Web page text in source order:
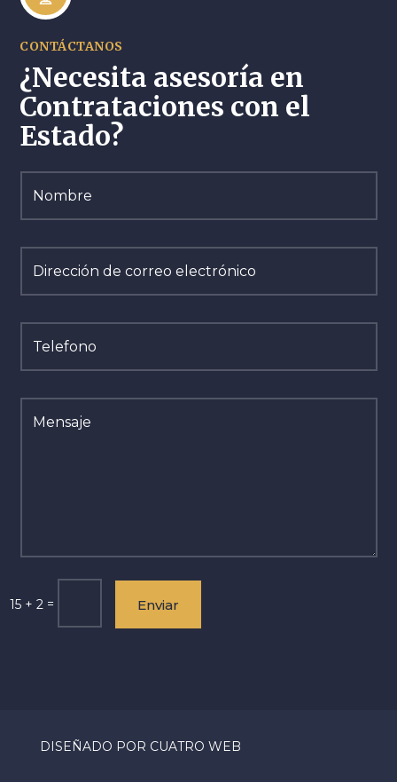
CONTÁCTANOS
¿Necesita asesoría en
Contrataciones con el
Estado?
15 + 2 = Enviar
DISEÑADO POR CUATRO WEB